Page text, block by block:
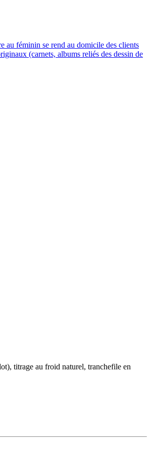
au féminin se rend au domicile des clients
(carnets, albums reliés des dessin de
titrage au froid naturel, tranchefile en